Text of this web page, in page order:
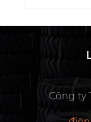
Công ty